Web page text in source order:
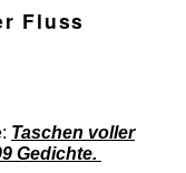
Fluss
Taschen voller
Gedichte.